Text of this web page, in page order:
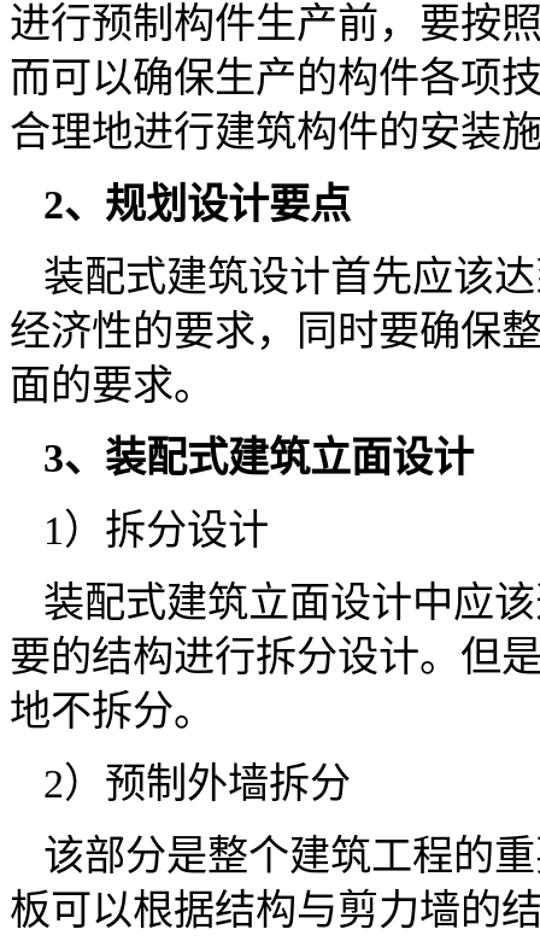
进行预制构件生产前，要按
而可以确保生产的构件各项
合理地进行建筑构件的安装
2、规划设计要点
装配式建筑设计首先应该
经济性的要求，同时要确保
面的要求。
3、装配式建筑立面设计
1）拆分设计
装配式建筑立面设计中应
要的结构进行拆分设计。但
地不拆分。
2）预制外墙拆分
该部分是整个建筑工程的
板可以根据结构与剪力墙的